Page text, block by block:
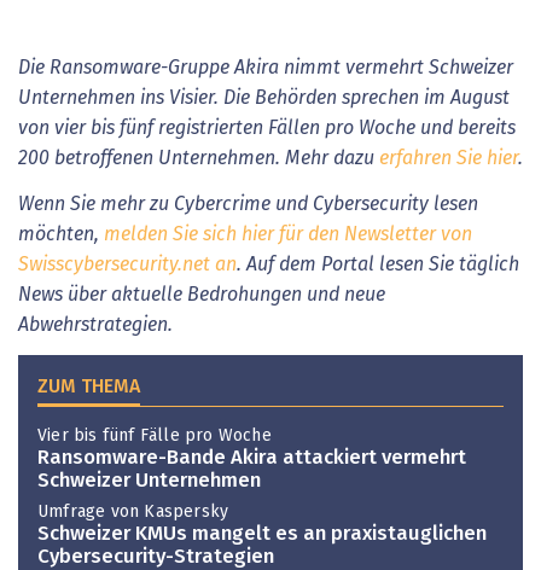
Die Ransomware-Gruppe Akira nimmt vermehrt Schweizer
Unternehmen ins Visier. Die Behörden sprechen im August
von vier bis fünf registrierten Fällen pro Woche und bereits
200 betroffenen Unternehmen. Mehr dazu erfahren Sie hier.
Wenn Sie mehr zu Cybercrime und Cybersecurity lesen
möchten, melden Sie sich hier für den Newsletter von
Swisscybersecurity.net an. Auf dem Portal lesen Sie täglich
News über aktuelle Bedrohungen und neue
Abwehrstrategien.
ZUM THEMA
Vier bis fünf Fälle pro Woche
Ransomware-Bande Akira attackiert vermehrt
Schweizer Unternehmen
Umfrage von Kaspersky
Schweizer KMUs mangelt es an praxistauglichen
Cybersecurity-Strategien